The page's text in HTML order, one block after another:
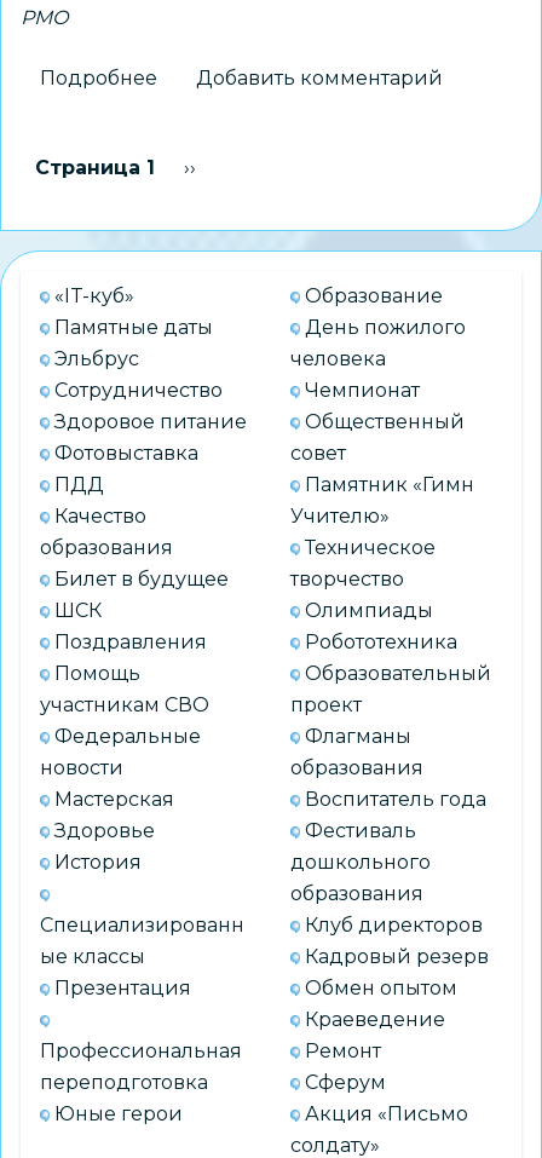
РМО
Подробнее
просвещения
опыт
района
Добавить комментарий
Нумерация
Страница 1 Следующая страница
››
«IT-куб»
Памятные даты
Эльбрус
Сотрудничество
Здоровое питание
Фотовыставка
ПДД
Качество
образования
Билет в будущее
ШСК
Поздравления
Помощь
участникам СВО
Федеральные
новости
Мастерская
Здоровье
История
Специализированн
ые классы
Презентация
Профессиональная
переподготовка
Юные герои
Образование
День пожилого
человека
Чемпионат
Общественный
совет
Памятник «Гимн
Учителю»
Техническое
творчество
Олимпиады
Робототехника
Образовательный
проект
Флагманы
образования
Воспитатель года
Фестиваль
дошкольного
образования
Клуб директоров
Кадровый резерв
Обмен опытом
Краеведение
Ремонт
Сферум
Акция «Письмо
солдату»